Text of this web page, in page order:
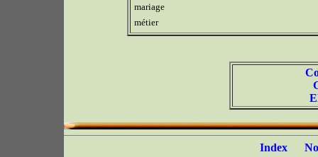
mariage
métier
Index